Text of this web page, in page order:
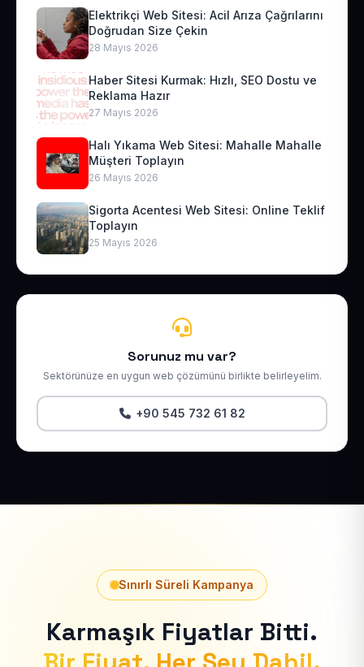
Elektrikçi Web Sitesi: Acil Arıza Çağrılarını
Doğrudan Size Çekin
28 Mayıs 2026
Haber Sitesi Kurmak: Hızlı, SEO Dostu ve
Reklama Hazır
27 Mayıs 2026
Halı Yıkama Web Sitesi: Mahalle Mahalle
Müşteri Toplayın
26 Mayıs 2026
Sigorta Acentesi Web Sitesi: Online Teklif
Toplayın
25 Mayıs 2026
Sorunuz mu var?
Sektörünüze en uygun web çözümünü birlikte belirleyelim.
+90 545 732 61 82
Sınırlı Süreli Kampanya
Karmaşık Fiyatlar Bitti.